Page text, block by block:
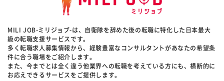
MILI JOB-ミリジョブ-は、自衛隊を辞めた後の転職に特化した日本最大
級の転職支援サービスです。
多く転職求人募集情報から、経験豊富なコンサルタントがあなたの希望条
件に合う職場をご紹介します。
また、今までとは全く違う他業界への転職を考えている方にも、横断的に
お応えできるサービスをご提供します。